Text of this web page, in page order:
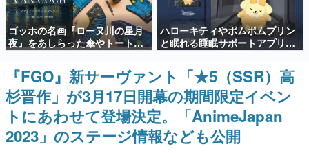
新世代に訊く
これからのデジタルゲーム市場を担う若きクリエイター達
の姿を追い、彼らのルーツと情熱を探っていきます。
ゲーム世代の作家たち
ゲームに多大な影響を受けた作家さんに取材し、ゲームが
日本のコンテンツ産業やカルチャーに与えた影響を探る企
画です。
日本モバイルゲーム産業史
日本のモバイルゲーム史における主要なトピック・タイト
ゴッホの名画『ローヌ川の星月
夜』をあしらった傘やトートバ
ッグなどが登場。8月7日21時よ
り2日間限定で予約販売
ハローキティやポムポムプリン
と眠れる睡眠サポートアプリ
『ゆめたび』が配信中。キャラ
ごとのASMRや目覚ましアラー
ムも搭載
『FGO』新サーヴァント「★5（SSR）高
杉晋作」が3月17日開幕の期間限定イベン
トにあわせて登場決定。「AnimeJapan
2023」のステージ情報なども公開